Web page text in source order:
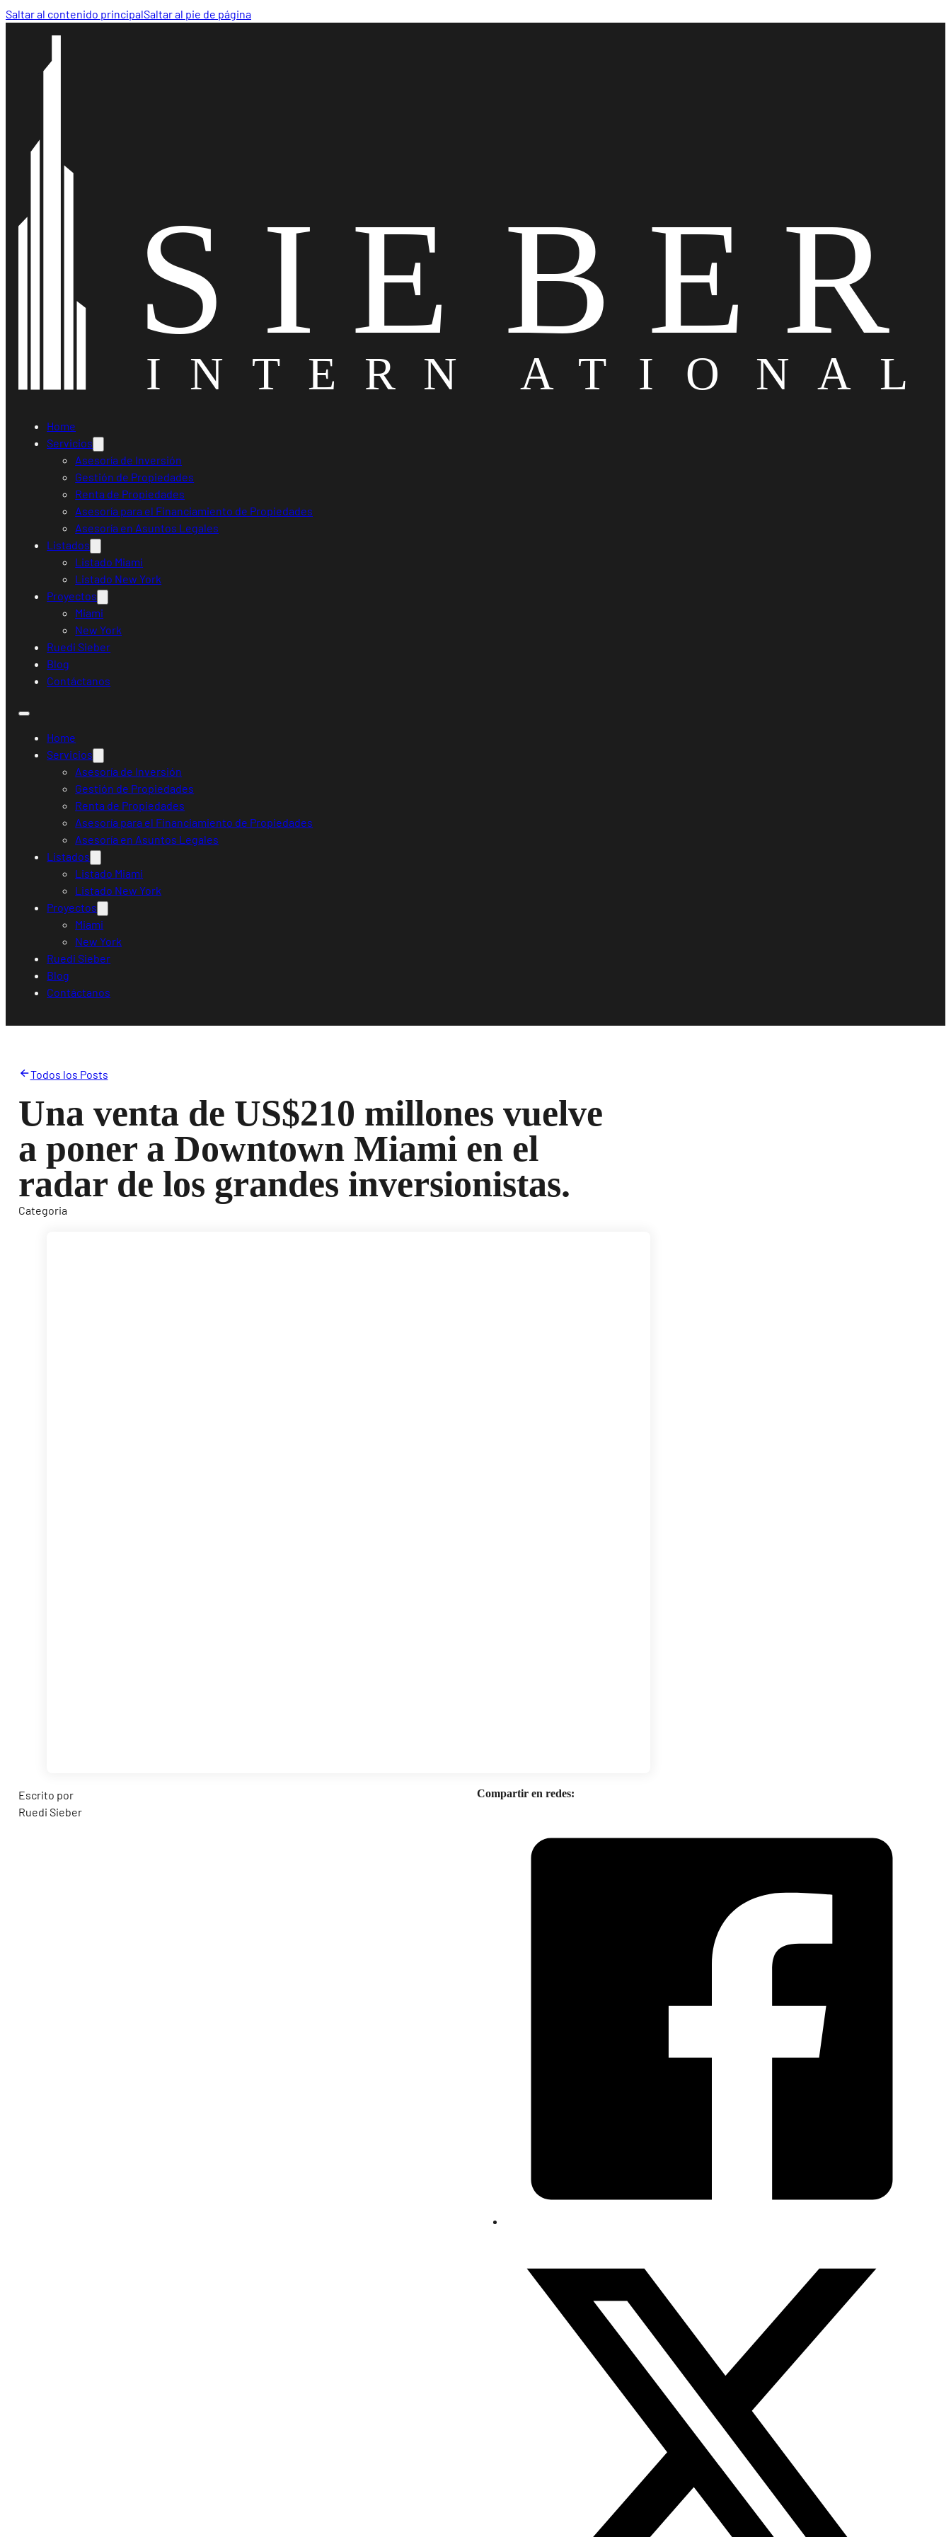
Saltar al contenido principalSaltar al pie de página
Home
Servicios
Asesoría de Inversión
Gestión de Propiedades
Renta de Propiedades
Asesoría para el Financiamiento de Propiedades
Asesoría en Asuntos Legales
Listados
Listado Miami
Listado New York
Proyectos
Miami
New York
Ruedi Sieber
Blog
Contáctanos
Home
Servicios
Asesoría de Inversión
Gestión de Propiedades
Renta de Propiedades
Asesoría para el Financiamiento de Propiedades
Asesoría en Asuntos Legales
Listados
Listado Miami
Listado New York
Proyectos
Miami
New York
Ruedi Sieber
Blog
Contáctanos
Todos los Posts
Una venta de US$210 millones vuelve
a poner a Downtown Miami en el
radar de los grandes inversionistas.
Categoria
Escrito por
Ruedi Sieber
Compartir en redes: